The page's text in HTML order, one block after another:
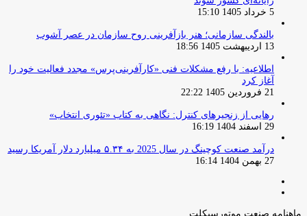
5 خرداد 1405 15:10
بالندگی سازمانی؛ هنر بازآفرینی روح سازمان در عصر آشوب
13 اردیبهشت 1405 18:56
اطلاعیه: با رفع مشکلات فنی «کارآفرینی‌پرس» مجدد فعالیت خود را
آغاز کرد
21 فروردین 1405 22:22
رهایی از زنجیرهای کنترل: نگاهی به کتاب «تئوری انتخاب»
29 اسفند 1404 16:19
درآمد صنعت کوچینگ در سال 2025 به ۵.۳۴ میلیارد دلار آمریکا رسید
27 بهمن 1404 16:14
ماهنامه صنعت موتورسیکلت